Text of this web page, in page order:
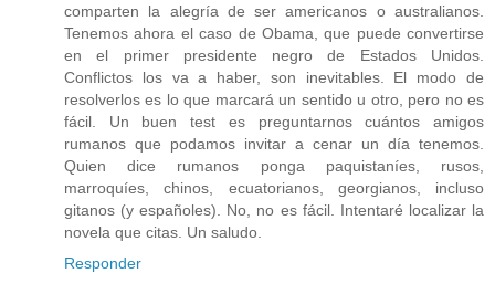
comparten la alegría de ser americanos o australianos.
Tenemos ahora el caso de Obama, que puede convertirse
en el primer presidente negro de Estados Unidos.
Conflictos los va a haber, son inevitables. El modo de
resolverlos es lo que marcará un sentido u otro, pero no es
fácil. Un buen test es preguntarnos cuántos amigos
rumanos que podamos invitar a cenar un día tenemos.
Quien dice rumanos ponga paquistaníes, rusos,
marroquíes, chinos, ecuatorianos, georgianos, incluso
gitanos (y españoles). No, no es fácil. Intentaré localizar la
novela que citas. Un saludo.
Responder